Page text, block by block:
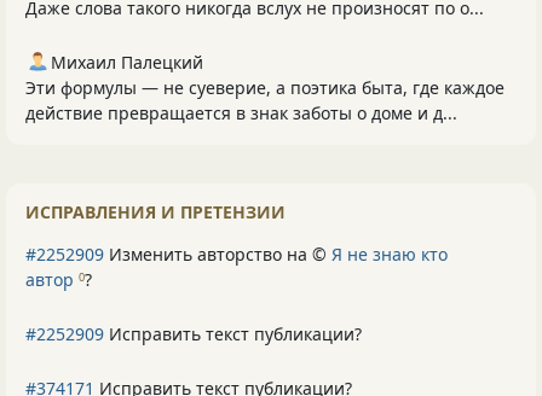
Даже слова такого никогда вслух не произносят по о...
Михаил Палецкий
Эти формулы — не суеверие, а поэтика быта, где каждое
действие превращается в знак заботы о доме и д...
ИСПРАВЛЕНИЯ И ПРЕТЕНЗИИ
#2252909 Изменить авторство на © Я не знаю кто
автор 0?
#2252909 Исправить текст публикации?
#374171 Исправить текст публикации?